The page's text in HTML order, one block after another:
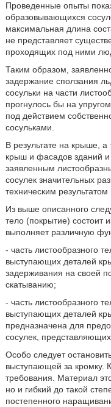
Проведенные опыты
образовывающихся
максимальная длина
не представляет
проходящих под ними
Таким образом,
задержание сползания
сосульки на части
прогнулось бы на
под действием
сосульками.
В результате на крыше,
крыш и фасадов зданий
заявленным
сосулек значительных
техническим
Из выше описанного
тело (покрытие) состоит
выполняет различную
- часть листообразного
выступающих деталей
задерживания на своей
скатыванию;
- часть листообразного
выступающих деталей
предназначена для
сосулек,
Особо следует
выступающей за кромку.
требования. Материал
но и гибкий до такой
постепенного